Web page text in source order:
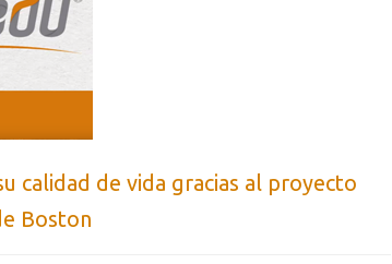
calidad de vida gracias al proyecto
Boston